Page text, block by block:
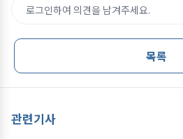
로그인하여 의견을 남겨주세요.
목록
관련기사